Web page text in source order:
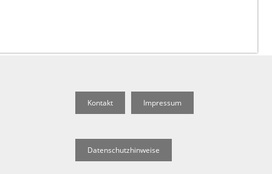
Kontakt Impressum
Datenschutzhinweise